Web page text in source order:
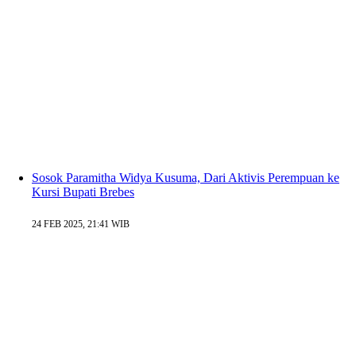
Sosok Paramitha Widya Kusuma, Dari Aktivis Perempuan ke
Kursi Bupati Brebes
24 FEB 2025, 21:41 WIB